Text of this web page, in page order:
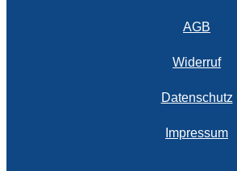
AGB
Widerruf
Datenschutz
Impressum